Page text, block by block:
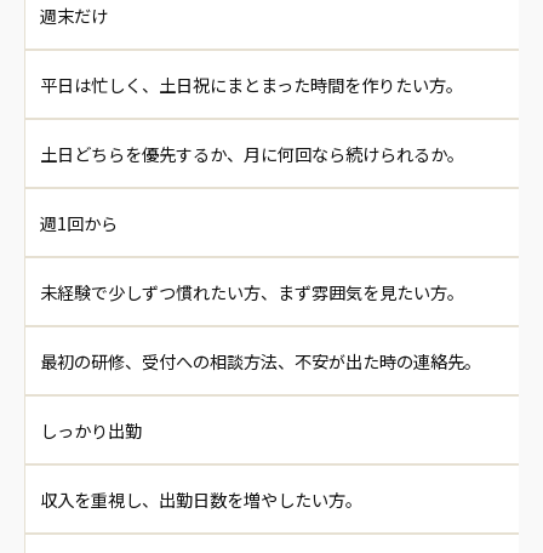
週末だけ
平日は忙しく、土日祝にまとまった時間を作りたい方。
土日どちらを優先するか、月に何回なら続けられるか。
週1回から
未経験で少しずつ慣れたい方、まず雰囲気を見たい方。
最初の研修、受付への相談方法、不安が出た時の連絡先。
しっかり出勤
収入を重視し、出勤日数を増やしたい方。